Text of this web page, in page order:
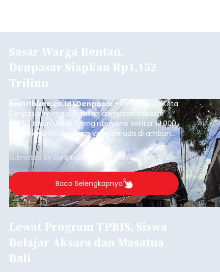
Sasar Warga Rentan,
Denpasar Siapkan Rp1,152
Triliun
balitribune.co.id I Denpasar - Pemerintah Kota
Denpasar mengalokasikan anggaran sebesar
Rp1,152 triliun untuk mengintervensi sekitar 18.000
warga kelompok rentan yang berada di ambang
garis kemiskinan. Langkah strategis ini diambil
guna menjaga masyarakat yang berada pada
kelompok desil 5 dan 6 tersebut agar tidak
merosot ke kategori miskin.
Submitted by contributor Thu, 08/06/2026 - 21:31
Baca Selengkapnya
Lewat Program TPBIS, Siswa
Belajar Aksara dan Masatua
Bali